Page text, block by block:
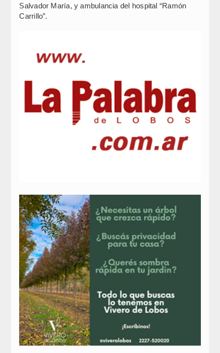
Salvador María, y ambulancia del hospital “Ramón
Carrillo”.